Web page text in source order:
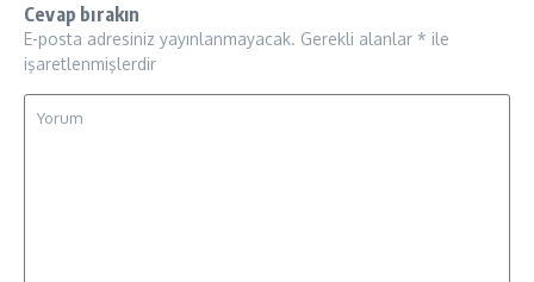
Cevap bırakın
E-posta adresiniz yayınlanmayacak. Gerekli alanlar * ile
işaretlenmişlerdir